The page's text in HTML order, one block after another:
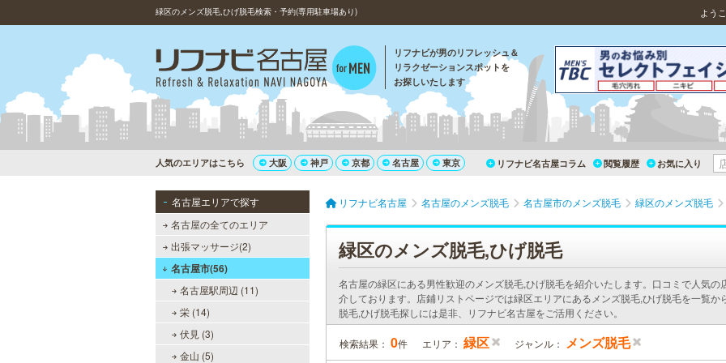
緑区のメンズ脱毛,ひげ脱毛検索・予約(専用駐車場あり) よう
リフナビが男のリフレッシュ＆
リラクゼーションスポットを
お探しいたします
人気のエリアはこちら 大阪 神戸 京都 名古屋 東京 リフナビ名古屋コラム 閲覧履歴 お気に入り
名古屋エリアで探す
名古屋の全てのエリア
出張マッサージ(2)
名古屋市(56)
名古屋駅周辺 (11)
栄 (14)
伏見 (3)
金山 (5)
リフナビ名古屋 名古屋のメンズ脱毛 名古屋市のメンズ脱毛 緑区のメンズ脱毛
緑区のメンズ脱毛,ひげ脱毛
名古屋の緑区にある男性歓迎のメンズ脱毛,ひげ脱毛を紹介いたします。口コミで人気
介しております。店鋪リストページでは緑区エリアにあるメンズ脱毛,ひげ脱毛を一覧
脱毛,ひげ脱毛探しには是非、リフナビ名古屋をご活用ください。
検索結果： 0件 エリア： 緑区 ジャンル： メンズ脱毛